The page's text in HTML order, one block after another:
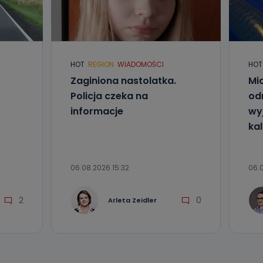
Wolności
od
żądania
od
ze
2
HOT REGION WIADOMOŚCI
Zaginiona nastolatka.
Policja czeka na
informacje
06.08.2026 15:32
Arleta Zeidler 0
HOT